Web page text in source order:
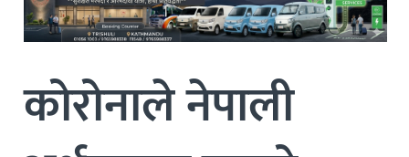
कोरोनाले नेपाली